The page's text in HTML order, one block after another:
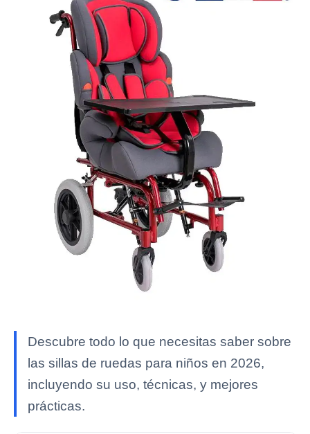
Descubre todo lo que necesitas saber sobre
las sillas de ruedas para niños en 2026,
incluyendo su uso, técnicas, y mejores
prácticas.